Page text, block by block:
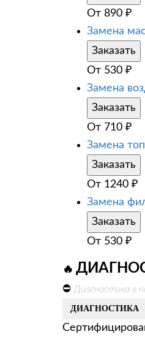
От 890 ₽
Замена
Заказать
От 530 ₽
Замена
Заказать
От 710 ₽
Замена
Заказать
От 1240 ₽
Замена
Заказать
От 530 ₽
🔥
⛔ Диагностика в
ДИАГНОСТИКА